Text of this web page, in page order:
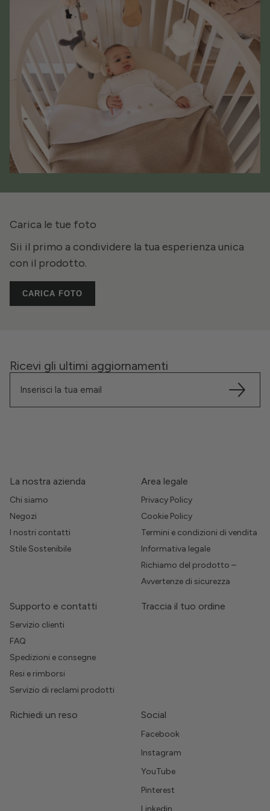
Carica le tue foto
Sii il primo a condividere la tua esperienza unica
con il prodotto.
CARICA FOTO
Ricevi gli ultimi aggiornamenti
La nostra azienda
Chi siamo
Negozi
I nostri contatti
Stile Sostenibile
Area legale
Privacy Policy
Cookie Policy
Termini e condizioni di vendita
Informativa legale
Richiamo del prodotto –
Avvertenze di sicurezza
Supporto e contatti
Servizio clienti
FAQ
Spedizioni e consegne
Resi e rimborsi
Servizio di reclami prodotti
Traccia il tuo ordine
Richiedi un reso Social
Facebook
Instagram
YouTube
Pinterest